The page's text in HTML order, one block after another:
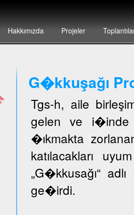
Hakkımızda Projeler
G�kkuşağı
Tgs-h, aile
gelen ve i�inde
�ıkmakta
katılacakları
„G�kkusağı“
ge�irdi.